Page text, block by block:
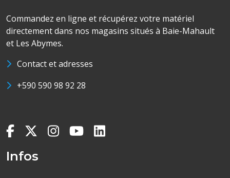
Commandez en ligne et récupérez votre matériel
directement dans nos magasins situés à Baie-Mahault
et Les Abymes.
Contact et adresses
+590 590 98 92 28
Infos